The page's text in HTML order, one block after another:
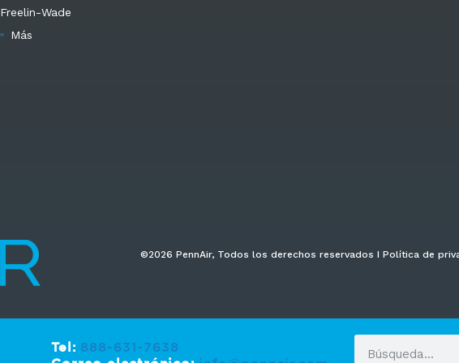
Freelin-Wade
Más
©2026 PennAir, Todos los derechos reservados I Política de
Tel: 888-631-7638